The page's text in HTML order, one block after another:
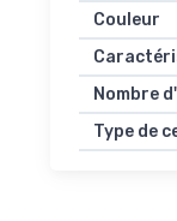
Couleur
Nombre
Type de